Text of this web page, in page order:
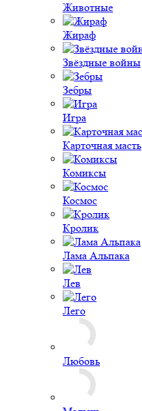
Животные
Жираф
Звёздные войны
Зебры
Игра
Карточная масть
Комиксы
Космос
Кролик
Лама Альпака
Лев
Лего
Любовь
Малыш
Машины